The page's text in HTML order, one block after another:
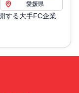
愛媛県
する大手FC企業